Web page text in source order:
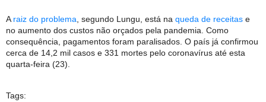
A raiz do problema , segundo Lungu, está na queda de receitas e
no aumento dos custos não orçados pela pandemia. Como
consequência, pagamentos foram paralisados. O país já confirmou
cerca de 14,2 mil casos e 331 mortes pelo coronavírus até esta
quarta-feira (23).
Tags: